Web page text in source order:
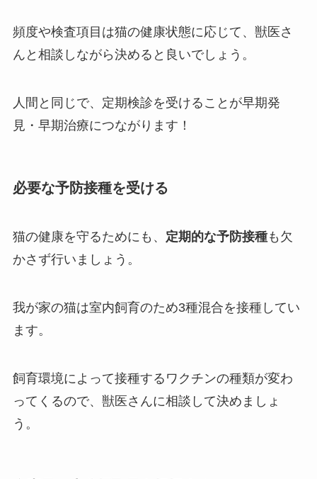
頻度や検査項目は猫の健康状態に応じて、獣医さ
んと相談しながら決めると良いでしょう。
人間と同じで、定期検診を受けることが早期発
見・早期治療につながります！
必要な予防接種を受ける
猫の健康を守るためにも、 定期的な予防接種も欠
かさず行いましょう。
我が家の猫は室内飼育のため3種混合を接種してい
ます。
飼育環境によって接種するワクチンの種類が変わ
ってくるので、獣医さんに相談して決めましょ
う。